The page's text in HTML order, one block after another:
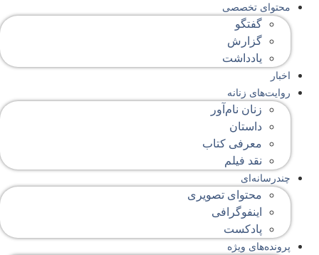
محتوای‌ تخصصی
گفتگو
گزارش
یادداشت
اخبار
روایت‌های زنانه
زنان نام‌آور
داستان
معرفی کتاب
نقد فیلم
چندرسانه‌ای
محتوای تصویری
اینفوگرافی
پادکست
پرونده‌های ویژه